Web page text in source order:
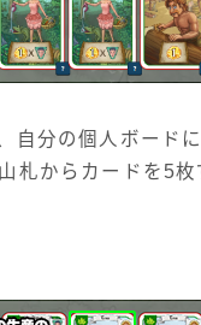
自分の個人ボード
札からカードを5枚